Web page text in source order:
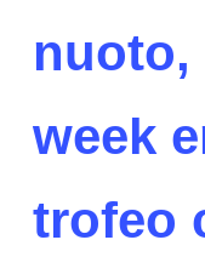
nuoto,
week
trofeo